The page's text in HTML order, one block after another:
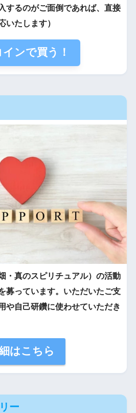
するのがご面倒であれば、直接
いたします）
ンで買う！
・真のスピリチュアル）の活動
募っています。いただいたご支
や自己研鑽に使わせていただき
はこちら
ー